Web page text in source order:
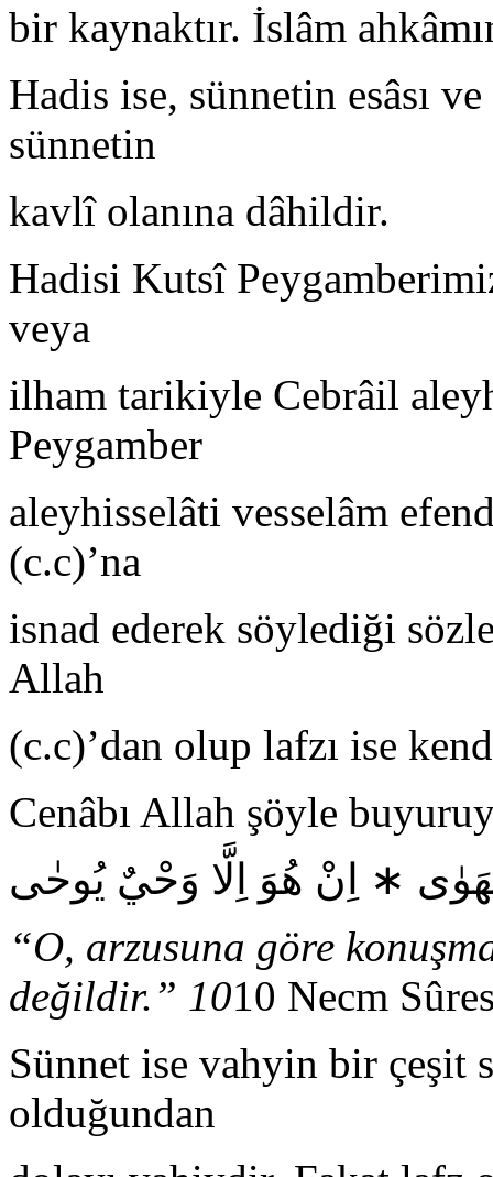
bir kaynaktır. İslâm
Hadis ise, sünnetin esâsı
sünnetin
kavlî olanına dâhildir.
Hadisi Kutsî
veya
ilham tarikiyle Cebrâil
Peygamber
aleyhisselâti vesselâm
(c.c)’na
isnad ederek söylediği
Allah
(c.c)’dan olup lafzı ise
Cenâbı Allah şöyle
∗ اِنْ هُوَ اِلَّا وَحْيٌ يُوحٰى
“O, arzusuna göre
değildir.” 1010 Necm
Sünnet ise vahyin bir çeşit
olduğundan